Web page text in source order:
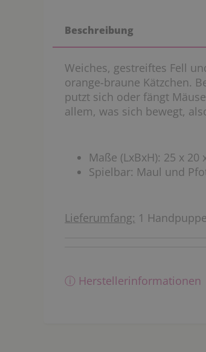
Beschreibung
Weiches, gestreiftes Fell
orange-braune Kätzchen.
putzt sich oder fängt
allem, was sich bewegt,
Maße (LxBxH): 25 x 20
Spielbar: Maul und
Lieferumfang: 1 Handpuppe
ⓘ Herstellerinformationen